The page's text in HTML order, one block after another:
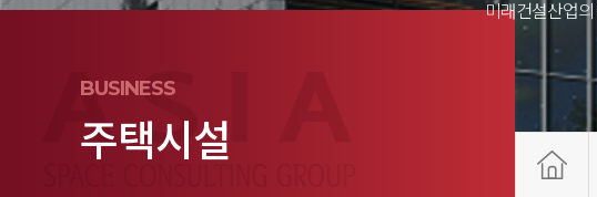
미래건설산업
BUSINESS
주택시설